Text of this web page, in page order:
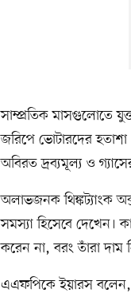
সাম্প্রতিক মাসগুলোতে
জরিপে ভোটারদের হতাশা
অবিরত দ্রব্যমূল্য ও
অলাভজনক থিঙ্কট্যাংক
সমস্যা হিসেবে দেখেন।
করেন না, বরং তাঁরা দাম
এএফপিকে ইয়ারস বলেন,